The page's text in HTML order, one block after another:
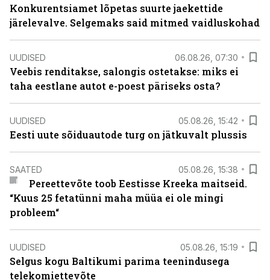
Konkurentsiamet lõpetas suurte jaekettide
järelevalve. Selgemaks said mitmed vaidluskohad
UUDISED 06.08.26, 07:30
Veebis renditakse, salongis ostetakse: miks ei
taha eestlane autot e-poest päriseks osta?
UUDISED 05.08.26, 15:42
Eesti uute sõiduautode turg on jätkuvalt plussis
SAATED 05.08.26, 15:38
Pereettevõte toob Eestisse Kreeka maitseid.
“Kuus 25 fetatünni maha müüa ei ole mingi
probleem“
UUDISED 05.08.26, 15:19
Selgus kogu Baltikumi parima teenindusega
telekomiettevõte